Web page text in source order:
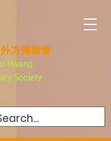
方傳教會
Hwang
Society